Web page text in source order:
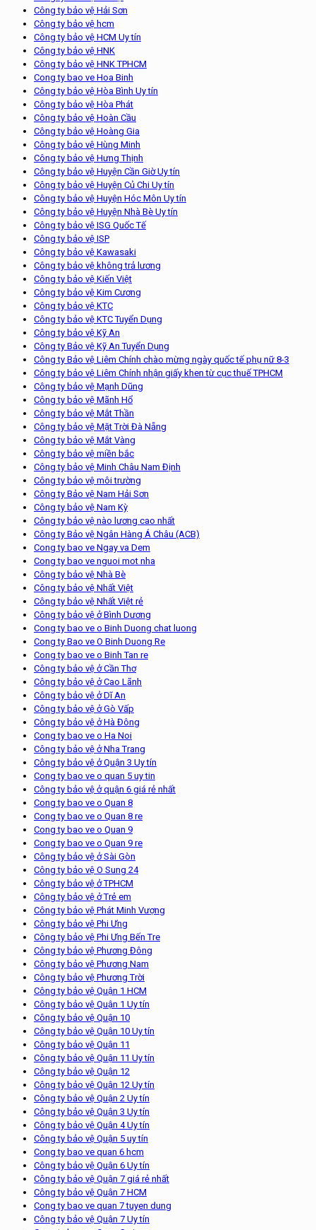
Công ty bảo vệ Hải Sơn
Công ty bảo vệ hcm
Công ty bảo vệ HCM Uy tín
Công ty bảo vệ HNK
Công ty bảo vệ HNK TPHCM
Cong ty bao ve Hoa Binh
Công ty bảo vệ Hòa Bình Uy tín
Công ty bảo vệ Hòa Phát
Công ty bảo vệ Hoàn Cầu
Công ty bảo vệ Hoàng Gia
Công ty bảo vệ Hùng Minh
Công ty bảo vệ Hưng Thịnh
Công ty bảo vệ Huyện Cần Giờ Uy tín
Công ty bảo vệ Huyện Củ Chi Uy tín
Công ty bảo vệ Huyện Hóc Môn Uy tín
Công ty bảo vệ Huyện Nhà Bè Uy tín
Công ty bảo vệ ISG Quốc Tế
Công ty bảo vệ ISP
Công ty bảo vệ Kawasaki
Công ty bảo vệ không trả lương
Công ty bảo vệ Kiến Việt
Công ty bảo vệ Kim Cương
Công ty bảo vệ KTC
Công ty bảo vệ KTC Tuyển Dụng
Công ty bảo vệ Kỹ An
Công ty Bảo vệ Kỹ An Tuyển Dụng
Công ty Bảo vệ Liêm Chính chào mừng ngày quốc tế phụ nữ 8-3
Công ty bảo vệ Liêm Chính nhận giấy khen từ cục thuế TPHCM
Công ty bảo vệ Mạnh Dũng
Công ty bảo vệ Mãnh Hổ
Công ty bảo vệ Mắt Thần
Công ty bảo vệ Mặt Trời Đà Nẵng
Công ty bảo vệ Mắt Vàng
Công ty bảo vệ miền bắc
Công ty bảo vệ Minh Châu Nam Định
Công ty bảo vệ môi trường
Công ty Bảo vệ Nam Hải Sơn
Công ty bảo vệ Nam Kỳ
Công ty bảo vệ nào lương cao nhất
Công ty Bảo vệ Ngân Hàng Á Châu (ACB)
Cong ty bao ve Ngay va Dem
Cong ty bao ve nguoi mot nha
Công ty bảo vệ Nhà Bè
Công ty bảo vệ Nhất Việt
Công ty bảo vệ Nhất Việt rẻ
Công ty bảo vệ ở Bình Dương
Cong ty bao ve o Binh Duong chat luong
Cong ty Bao ve O Binh Duong Re
Cong ty bao ve o Binh Tan re
Công ty bảo vệ ở Cần Thơ
Công ty bảo vệ ở Cao Lãnh
Công ty bảo vệ ở Dĩ An
Công ty bảo vệ ở Gò Vấp
Công ty bảo vệ ở Hà Đông
Cong ty bao ve o Ha Noi
Công ty bảo vệ ở Nha Trang
Công ty bảo vệ ở Quận 3 Uy tín
Cong ty bao ve o quan 5 uy tin
Công ty bảo vệ ở quận 6 giá rẻ nhất
Cong ty bao ve o Quan 8
Cong ty bao ve o Quan 8 re
Cong ty bao ve o Quan 9
Cong ty bao ve o Quan 9 re
Công ty bảo vệ ở Sài Gòn
Công ty bảo vệ O Sung 24
Công ty bảo vệ ở TPHCM
Công ty bảo vệ ở Trẻ em
Công ty bảo vệ Phát Minh Vượng
Công ty bảo vệ Phi Ưng
Công ty bảo vệ Phi Ưng Bến Tre
Công ty bảo vệ Phương Đông
Công ty bảo vệ Phương Nam
Công ty bảo vệ Phương Trời
Công ty bảo vệ Quận 1 HCM
Công ty bảo vệ Quận 1 Uy tín
Công ty bảo vệ Quận 10
Công ty bảo vệ Quận 10 Uy tín
Công ty bảo vệ Quận 11
Công ty bảo vệ Quận 11 Uy tín
Công ty bảo vệ Quận 12
Công ty bảo vệ Quận 12 Uy tín
Công ty bảo vệ Quận 2 Uy tín
Công ty bảo vệ Quận 3 Uy tín
Công ty bảo vệ Quận 4 Uy tín
Công ty bảo vệ Quận 5 uy tín
Cong ty bao ve quan 6 hcm
Công ty bảo vệ Quận 6 Uy tín
Công ty bảo vệ Quận 7 giá rẻ nhất
Công ty bảo vệ Quận 7 HCM
Cong ty bao ve quan 7 tuyen dung
Công ty bảo vệ Quận 7 Uy tín